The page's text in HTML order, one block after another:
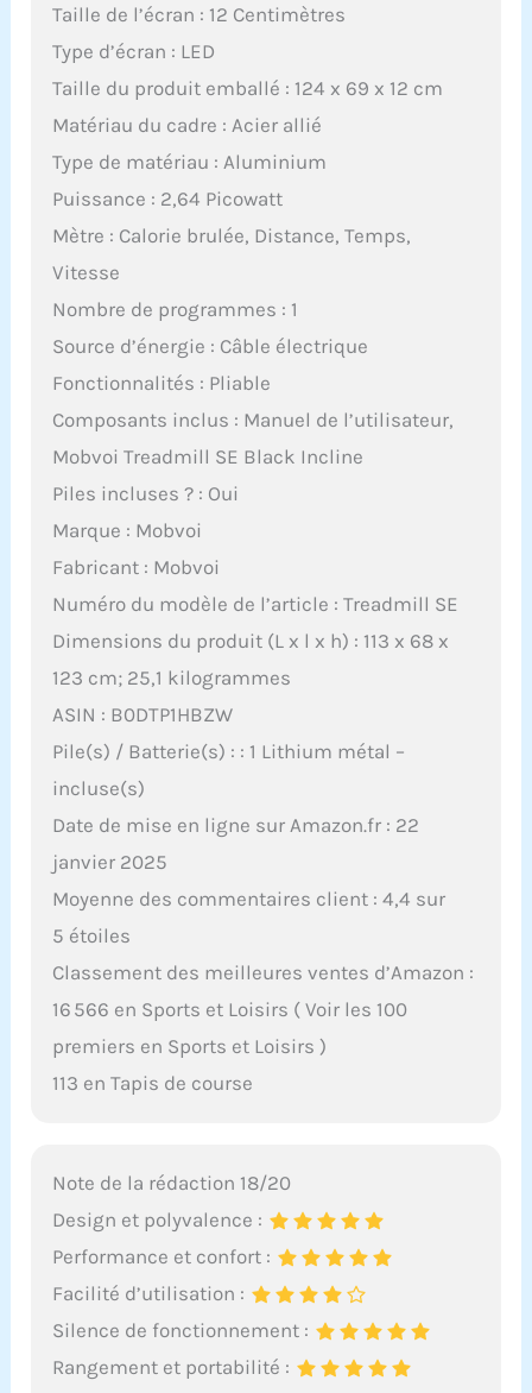
Taille de l’écran : 12 Centimètres
Type d’écran : LED
Taille du produit emballé : 124 x 69 x 12 cm
Matériau du cadre : Acier allié
Type de matériau : Aluminium
Puissance : 2,64 Picowatt
Mètre : Calorie brulée, Distance, Temps,
Vitesse
Nombre de programmes : 1
Source d’énergie : Câble électrique
Fonctionnalités : Pliable
Composants inclus : Manuel de l’utilisateur,
Mobvoi Treadmill SE Black Incline
Piles incluses ? : Oui
Marque : Mobvoi
Fabricant : Mobvoi
Numéro du modèle de l’article : Treadmill SE
Dimensions du produit (L x l x h) : 113 x 68 x
123 cm; 25,1 kilogrammes
ASIN : B0DTP1HBZW
Pile(s) / Batterie(s) : : 1 Lithium métal –
incluse(s)
Date de mise en ligne sur Amazon.fr : 22
janvier 2025
Moyenne des commentaires client : 4,4 sur
5 étoiles
Classement des meilleures ventes d’Amazon :
16 566 en Sports et Loisirs ( Voir les 100
premiers en Sports et Loisirs )
113 en Tapis de course
Note de la rédaction 18/20
Design et polyvalence :
Performance et confort :
Facilité d’utilisation :
Silence de fonctionnement :
Rangement et portabilité :